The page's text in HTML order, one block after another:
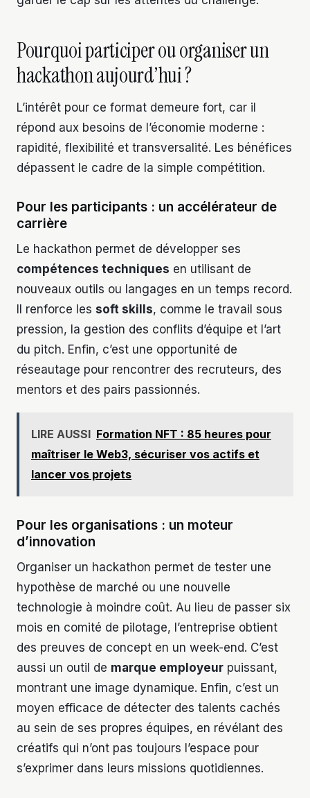
Pourquoi participer ou organiser un
hackathon aujourd’hui ?
L’intérêt pour ce format demeure fort, car il
répond aux besoins de l’économie moderne :
rapidité, flexibilité et transversalité. Les bénéfices
dépassent le cadre de la simple compétition.
Pour les participants : un accélérateur de
carrière
Le hackathon permet de développer ses
compétences techniques en utilisant de
nouveaux outils ou langages en un temps record.
Il renforce les soft skills, comme le travail sous
pression, la gestion des conflits d’équipe et l’art
du pitch. Enfin, c’est une opportunité de
réseautage pour rencontrer des recruteurs, des
mentors et des pairs passionnés.
LIRE AUSSI Formation NFT : 85 heures pour
maîtriser le Web3, sécuriser vos actifs et
lancer vos projets
Pour les organisations : un moteur
d’innovation
Organiser un hackathon permet de tester une
hypothèse de marché ou une nouvelle
technologie à moindre coût. Au lieu de passer six
mois en comité de pilotage, l’entreprise obtient
des preuves de concept en un week-end. C’est
aussi un outil de marque employeur puissant,
montrant une image dynamique. Enfin, c’est un
moyen efficace de détecter des talents cachés
au sein de ses propres équipes, en révélant des
créatifs qui n’ont pas toujours l’espace pour
s’exprimer dans leurs missions quotidiennes.